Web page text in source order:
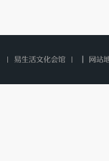
易生活文化会馆 网站